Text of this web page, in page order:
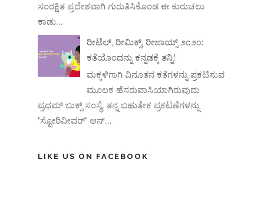
ಸಂರಕ್ಷಿತ ಪ್ರದೇಶವಾಗಿ ಗುರುತಿಸಿಕೊಂಡ ಈ ಕುರುಚಲು
ಕಾಡು...
ರೀಟೆಲ್, ರೀಮಿಕ್ಸ್, ರೀಜಾಯ್ಸ್ ೨೦೨೦:
ಕತೆಯೊಂದನ್ನು ಕನ್ನಡಕ್ಕೆ ತನ್ನಿ!
ಮಕ್ಕಳಿಗಾಗಿ ವಿನೂತನ ಕತೆಗಳನ್ನು ಪ್ರಕಟಿಸುವ
ಮೂಲಕ ಹೆಸರುವಾಸಿಯಾಗಿರುವುದು
ಪ್ರಥಮ್ ಬುಕ್ಸ್ ಸಂಸ್ಥೆ. ತನ್ನ ಬಹುತೇಕ ಪ್ರಕಟಣೆಗಳನ್ನು
'ಸ್ಟೋರಿವೀವರ್' ಆನ್‌...
LIKE US ON FACEBOOK